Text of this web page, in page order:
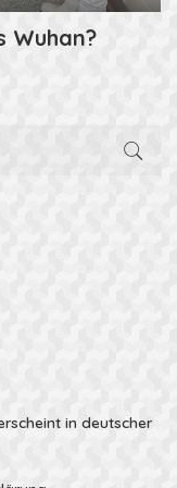
Wuhan?
in deutscher